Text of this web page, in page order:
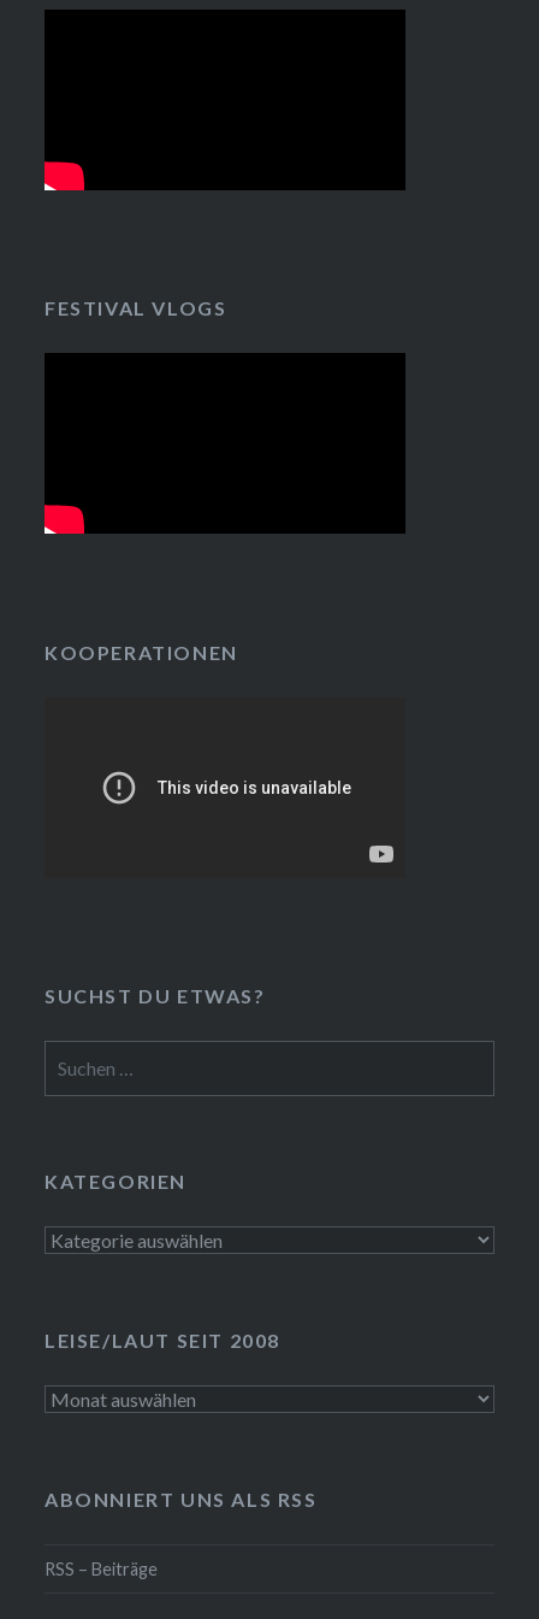
FESTIVAL VLOGS
KOOPERATIONEN
SUCHST DU ETWAS?
nach:
KATEGORIEN
Kategorien
LEISE/LAUT SEIT 2008
LEISE/laut
ABONNIERT UNS ALS RSS
RSS – Beiträge